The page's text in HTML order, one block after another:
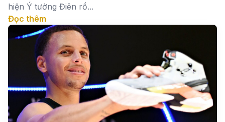
hiện Ý tưởng Điên rồ...
Đọc thêm